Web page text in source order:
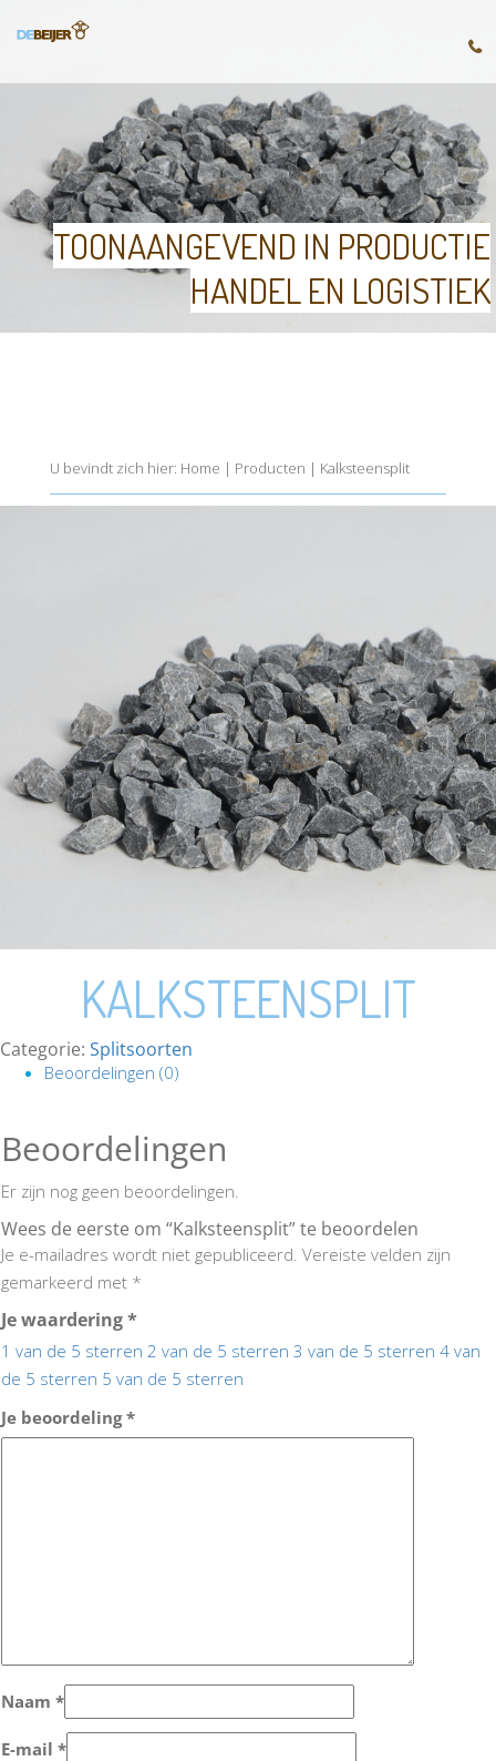
TOONAANGEVEND IN PRODUCTIE
HANDEL EN LOGISTIEK
U bevindt zich hier: Home | Producten | Kalksteensplit
KALKSTEENSPLIT
Categorie: Splitsoorten
Beoordelingen (0)
Beoordelingen
Er zijn nog geen beoordelingen.
Wees de eerste om “Kalksteensplit” te beoordelen
Je e-mailadres wordt niet gepubliceerd. Vereiste velden zijn
gemarkeerd met *
Je waardering*
1 van de 5 sterren 2 van de 5 sterren 3 van de 5 sterren 4 van
de 5 sterren 5 van de 5 sterren
Je beoordeling*
Naam *
E-mail *